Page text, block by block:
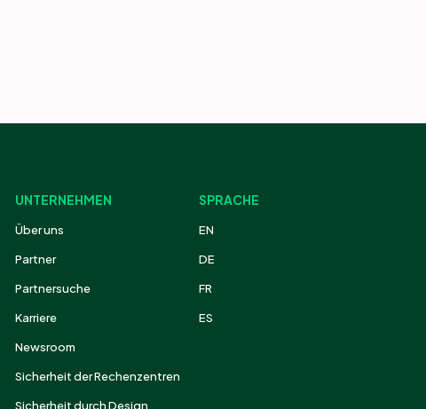
UNTERNEHMEN
Über uns
Partner
Partnersuche
Karriere
Newsroom
Sicherheit der Rechenzentren
Sicherheit durch Design
SPRACHE
EN
DE
FR
ES